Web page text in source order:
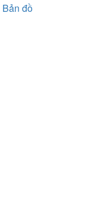
Bản đồ